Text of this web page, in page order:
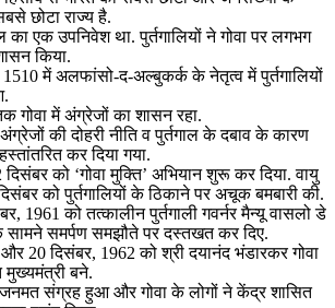
छोटा राज्य है.
का एक उपनिवेश था. पुर्तगालियों ने गोवा पर लगभग
किया.
1510 में अलफांसो-द-अल्बुकर्क के नेतृत्व में पुर्तगालियों
गोवा में अंग्रेजों का शासन रहा.
की दोहरी नीति व पुर्तगाल के दबाव के कारण
कर दिया गया.
को ‘गोवा मुक्ति’ अभियान शुरू कर दिया. वायु
को पुर्तगालियों के ठिकाने पर अचूक बमबारी की.
1961 को तत्कालीन पुर्तगाली गवर्नर मैन्यू वासलो डे
सामने समर्पण समझौते पर दस्तखत कर दिए.
और 20 दिसंबर, 1962 को श्री दयानंद भंडारकर गोवा
मुख्यमंत्री बने.
जनमत संग्रह हुआ और गोवा के लोगों ने केंद्र शासित